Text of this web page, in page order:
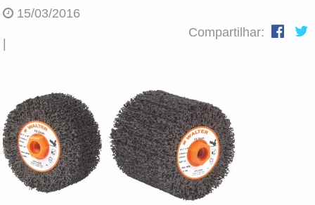
15/03/2016
|
Compartilhar: